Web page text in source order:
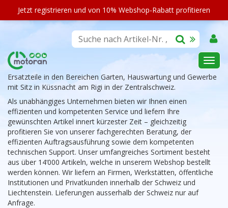
Jetzt registrieren und von 10% Webshop-Rabatt profitieren
Wir sind Ihr Fachartikel-Anbieter für Geräte, Zubehör und
Ersatzteile in den Bereichen Garten, Hauswartung und Gewerbe
mit Sitz in Küssnacht am Rigi in der Zentralschweiz.
Als unabhängiges Unternehmen bieten wir Ihnen einen
effizienten und kompetenten Service und liefern Ihre
gewünschten Artikel innert kürzester Zeit – gleichzeitig
profitieren Sie von unserer fachgerechten Beratung, der
effizienten Auftragsausführung sowie dem kompetenten
technischen Support. Unser umfangreiches Sortiment besteht
aus über 14‘000 Artikeln, welche in unserem Webshop bestellt
werden können. Wir liefern an Firmen, Werkstätten, öffentliche
Institutionen und Privatkunden innerhalb der Schweiz und
Liechtenstein. Lieferungen ausserhalb der Schweiz nur auf
Anfrage.